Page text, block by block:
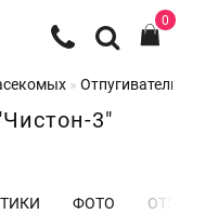
0
Отпугиватели
3"
ФОТО